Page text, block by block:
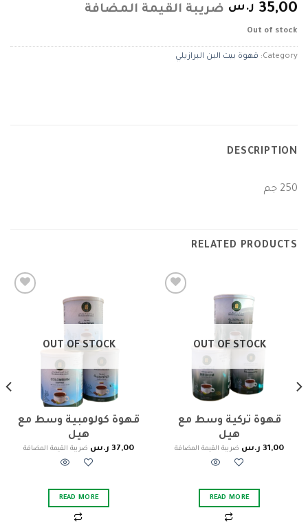
35,00 ر.س ضريبة القيمة المضافة
Out of stock
Category: قهوة بيت البن البرازيلي
DESCRIPTION
250 جم
RELATED PRODUCTS
OUT OF STOCK
قهوة تركية وسط مع
هيل
31,00 ر.س ضريبة القيمة المضافة
READ MORE
OUT OF STOCK
قهوة كولومبية وسط مع
هيل
37,00 ر.س ضريبة القيمة المضافة
READ MORE